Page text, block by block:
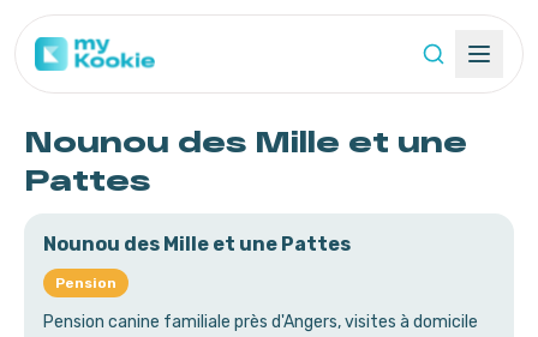
Nounou des Mille et une
Pattes
Nounou des Mille et une Pattes
Pension
Pension canine familiale près d'Angers, visites à domicile